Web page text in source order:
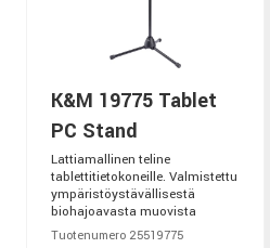
K&M 19775 Tablet
PC Stand
Lattiamallinen teline
tablettitietokoneille. Valmistettu
ympäristöystävällisestä
biohajoavasta muovista
Tuotenumero 25519775